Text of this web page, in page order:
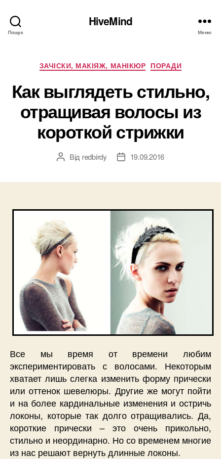
Пошук
HiveMind
Меню
Категорії
ЗАЧІСКИ, МАКІЯЖ, МАНІКЮР ПОРАДИ
Как выглядеть стильно,
отращивая волосы из
короткой стрижки
Автор
Від redbirdy
Дата19.09.2016
Все мы время от времени любим
экспериментировать с волосами. Некоторым
хватает лишь слегка изменить форму прически
или оттенок шевелюры. Другие же могут пойти
и на более кардинальные изменения и остричь
локоны, которые так долго отращивались. Да,
короткие прически – это очень прикольно,
стильно и неординарно. Но со временем многие
из нас решают вернуть длинные локоны.